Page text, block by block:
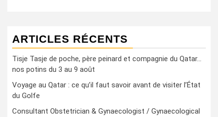
ARTICLES RÉCENTS
Tisje Tasje de poche, père peinard et compagnie du Qatar…
nos potins du 3 au 9 août
Voyage au Qatar : ce qu’il faut savoir avant de visiter l’État
du Golfe
Consultant Obstetrician & Gynaecologist / Gynaecological